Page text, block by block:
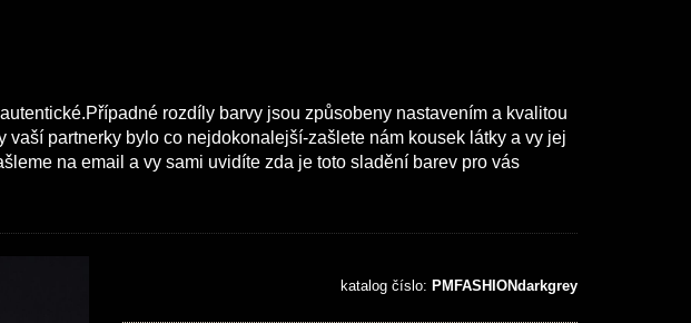
rozdíly barvy jsou způsobeny nastavením a kvalitou
vaší partnerky bylo co nejdokonalejší-zašlete nám kousek látky a vy jej
na email a vy sami uvidíte zda je toto sladění barev pro vás
katalog číslo: PMFASHIONdarkgrey